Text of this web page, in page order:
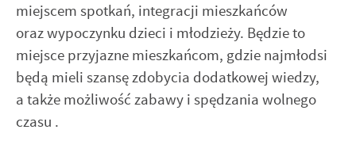
miejscem spotkań, integracji mieszkańców
oraz wypoczynku dzieci i młodzieży. Będzie to
miejsce przyjazne mieszkańcom, gdzie najmłodsi
będą mieli szansę zdobycia dodatkowej wiedzy,
a także możliwość zabawy i spędzania wolnego
czasu .